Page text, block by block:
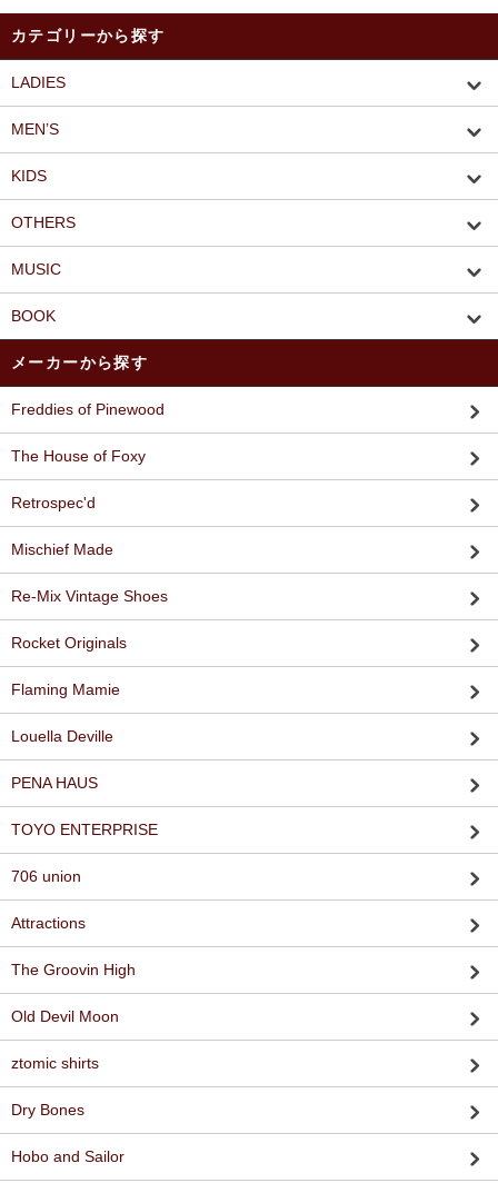
カテゴリーから探す
LADIES
MEN’S
KIDS
OTHERS
MUSIC
BOOK
メーカーから探す
Freddies of Pinewood
The House of Foxy
Retrospec'd
Mischief Made
Re-Mix Vintage Shoes
Rocket Originals
Flaming Mamie
Louella Deville
PENA HAUS
TOYO ENTERPRISE
706 union
Attractions
The Groovin High
Old Devil Moon
ztomic shirts
Dry Bones
Hobo and Sailor